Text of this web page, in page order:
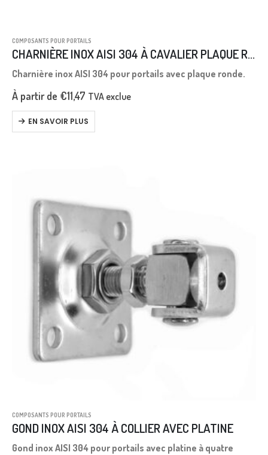
COMPOSANTS POUR PORTAILS
CHARNIÈRE INOX AISI 304 À CAVALIER PLAQUE RONDE ET ÉCROU RÉGLABLE
Charnière inox AISI 304 pour portails avec plaque ronde.
À partir de €11,47 TVA exclue
EN SAVOIR PLUS
COMPOSANTS POUR PORTAILS
GOND INOX AISI 304 À COLLIER AVEC PLATINE
Gond inox AISI 304 pour portails avec platine à quatre